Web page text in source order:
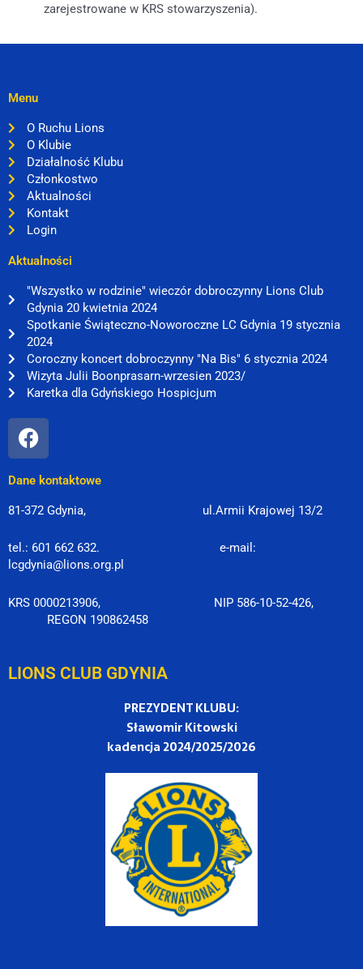
zarejestrowane w KRS stowarzyszenia).
Menu
O Ruchu Lions
O Klubie
Działalność Klubu
Członkostwo
Aktualności
Kontakt
Login
Aktualności
"Wszystko w rodzinie" wieczór dobroczynny Lions Club
Gdynia 20 kwietnia 2024
Spotkanie Świąteczno-Noworoczne LC Gdynia 19 stycznia
2024
Coroczny koncert dobroczynny "Na Bis" 6 stycznia 2024
Wizyta Julii Boonprasarn-wrzesien 2023/
Karetka dla Gdyńskiego Hospicjum
Dane kontaktowe
81-372 Gdynia, ul.Armii Krajowej 13/2
tel.: 601 662 632. e-mail:
lcgdynia@lions.org.pl
KRS 0000213906, NIP 586-10-52-426,
REGON 190862458
LIONS CLUB GDYNIA
PREZYDENT KLUBU:
Sławomir Kitowski
kadencja 2024/2025/2026